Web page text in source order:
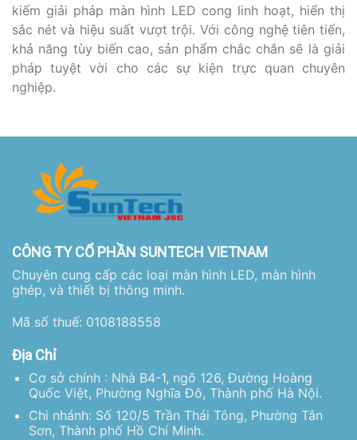
kiếm giải pháp màn hình LED cong linh hoạt, hiển thị
sắc nét và hiệu suất vượt trội. Với công nghệ tiên tiến,
khả năng tùy biến cao, sản phẩm chắc chắn sẽ là giải
pháp tuyệt vời cho các sự kiện trực quan chuyên
nghiệp.
CÔNG TY CỔ PHẦN SUNTECH VIETNAM
Chuyên cung cấp các loại màn hình LED, màn hình
ghép, và thiết bị thông minh.
Mã số thuế: 0108188558
Địa Chỉ
Cơ sở chính : Nhà B4-1, ngõ 126, Đường Hoàng
Quốc Việt, Phường Nghĩa Đô, Thành phố Hà Nội.
Chi nhánh: Số 120/5 Trần Thái Tông, Phường Tân
Sơn, Thành phố Hồ Chí Minh.